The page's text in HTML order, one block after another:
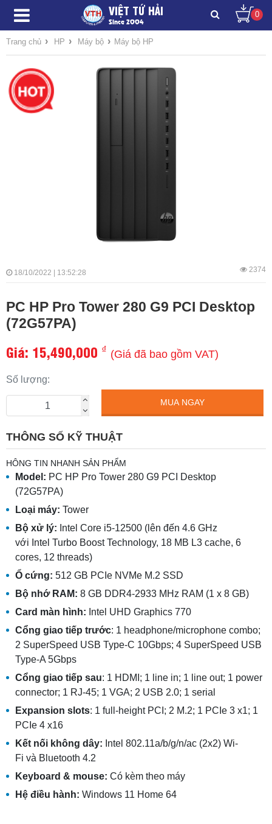
VIỆT TỨ HẢI
Since 2004
0
Trang chủ › HP › Máy bộ › Máy bộ HP
18/10/2022 | 13:52:28 2374
PC HP Pro Tower 280 G9 PCI Desktop
(72G57PA)
Giá: 15,490,000 ₫ (Giá đã bao gồm VAT)
Số lượng:
MUA NGAY
THÔNG SỐ KỸ THUẬT
HÔNG TIN NHANH SẢN PHẨM
Model: PC HP Pro Tower 280 G9 PCI Desktop
(72G57PA)
Loại máy: Tower
Bộ xử lý: Intel Core i5-12500 (lên đến 4.6 GHz
với Intel Turbo Boost Technology, 18 MB L3 cache, 6
cores, 12 threads)
Ổ cứng: 512 GB PCIe NVMe M.2 SSD
Bộ nhớ RAM: 8 GB DDR4-2933 MHz RAM (1 x 8 GB)
Card màn hình: Intel UHD Graphics 770
Cổng giao tiếp trước: 1 headphone/microphone combo;
2 SuperSpeed USB Type-C 10Gbps; 4 SuperSpeed USB
Type-A 5Gbps
Cổng giao tiếp sau: 1 HDMI; 1 line in; 1 line out; 1 power
connector; 1 RJ-45; 1 VGA; 2 USB 2.0; 1 serial
Expansion slots: 1 full-height PCI; 2 M.2; 1 PCIe 3 x1; 1
PCIe 4 x16
Kết nối không dây: Intel 802.11a/b/g/n/ac (2x2) Wi-
Fi và Bluetooth 4.2
Keyboard & mouse: Có kèm theo máy
Hệ điều hành: Windows 11 Home 64